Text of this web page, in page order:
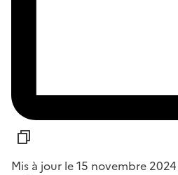
Mis à jour le 15 novembre 2024